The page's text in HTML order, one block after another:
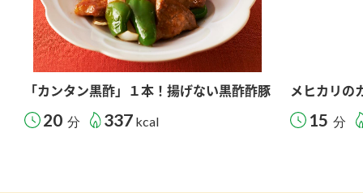
「カンタン黒酢」１本！揚げない黒酢酢豚
20 分 337 kcal
メヒカリの
15 分